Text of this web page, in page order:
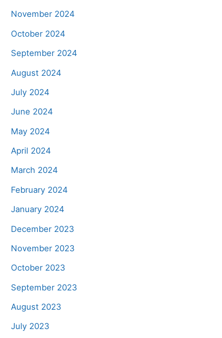
November 2024
October 2024
September 2024
August 2024
July 2024
June 2024
May 2024
April 2024
March 2024
February 2024
January 2024
December 2023
November 2023
October 2023
September 2023
August 2023
July 2023